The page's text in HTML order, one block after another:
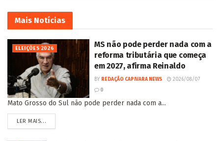
Mais Notícias
ELEIÇÕES 2026
MS não pode perder nada com a
reforma tributária que começa
em 2027, afirma Reinaldo
BY REDAÇÃO CAPIVARA NEWS
2026/08/07
0
Mato Grosso do Sul não pode perder nada com a...
LER MAIS...